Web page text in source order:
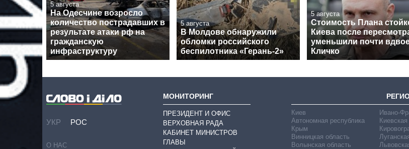
5 августа
На Одесчине возросло
количество пострадавших в
результате атаки рф на
гражданскую
инфраструктуру
5 августа
В Молдове обнаружили
обломки российского
беспилотника «Герань-2»
5 августа
Стоимость Плана
Киева после
уменьшили почти
Кличко
УКР РОС
О НАС
МОНИТОРИНГ
ПРЕЗИДЕНТ И ОФИС
ВЕРХОВНАЯ РАДА
КАБИНЕТ МИНИСТРОВ
ГЛАВЫ
Киев
Автономная республика
Крым
Винницкая область
Волынская область
Ивано-
Киевская